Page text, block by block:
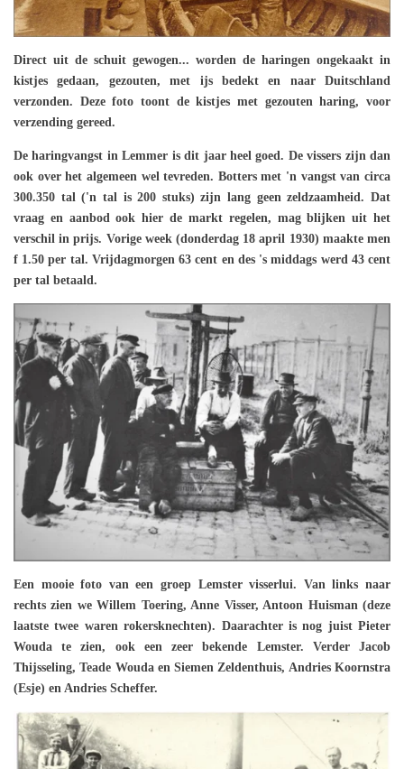
Direct uit de schuit gewogen... worden de haringen ongekaakt in
kistjes gedaan, gezouten, met ijs bedekt en naar Duitschland
verzonden. Deze foto toont de kistjes met gezouten haring, voor
verzending gereed.
De haringvangst in Lemmer is dit jaar heel goed. De vissers zijn dan
ook over het algemeen wel tevreden. Botters met 'n vangst van circa
300.350 tal ('n tal is 200 stuks) zijn lang geen zeldzaamheid. Dat
vraag en aanbod ook hier de markt regelen, mag blijken uit het
verschil in prijs. Vorige week (donderdag 18 april 1930) maakte men
f 1.50 per tal. Vrijdagmorgen 63 cent en des 's middags werd 43 cent
per tal betaald.
Een mooie foto van een groep Lemster visserlui. Van links naar
rechts zien we Willem Toering, Anne Visser, Antoon Huisman (deze
laatste twee waren rokersknechten). Daarachter is nog juist Pieter
Wouda te zien, ook een zeer bekende Lemster. Verder Jacob
Thijsseling, Teade Wouda en Siemen Zeldenthuis, Andries Koornstra
(Esje) en Andries Scheffer.